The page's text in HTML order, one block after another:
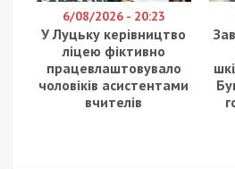
6/08/2026 - 20:23
У Луцьку керівництво
ліцею фіктивно
працевлаштовувало
чоловіків асистентами
вчителів